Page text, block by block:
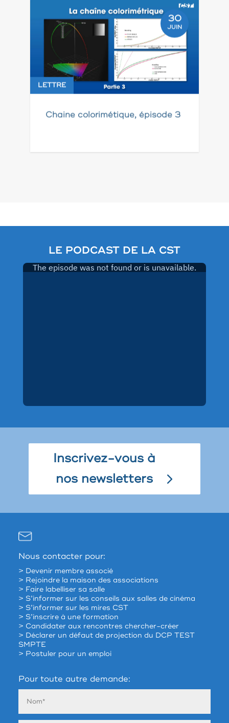
30
JUIN
LETTRE
Chaine colorimétique, épisode 3
LE PODCAST DE LA CST
Inscrivez-vous à
nos newsletters
Nous contacter pour:
> Devenir membre associé
> Rejoindre la maison des associations
> Faire labelliser sa salle
> S’informer sur les conseils aux salles de cinéma
> S’informer sur les mires CST
> S’inscrire à une formation
> Candidater aux rencontres chercher-créer
> Déclarer un défaut de projection du DCP TEST
SMPTE
> Postuler pour un emploi
Pour toute autre demande: